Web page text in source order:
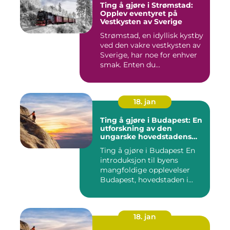
Ting å gjøre i Strømstad:
Opplev eventyret på
Vestkysten av Sverige
Strømstad, en idyllisk kystby
ved den vakre vestkysten av
Sverige, har noe for enhver
smak. Enten du...
18. jan
Ting å gjøre i Budapest: En
utforskning av den
ungarske hovedstadens
Ting å gjøre i Budapest En
introduksjon til byens
mangfoldige opplevelser
Budapest, hovedstaden i...
18. jan